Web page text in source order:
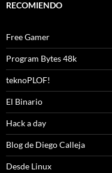
RECOMIENDO
Free Gamer
Program Bytes 48k
teknoPLOF!
El Binario
Hack a day
Blog de Diego Calleja
Desde Linux